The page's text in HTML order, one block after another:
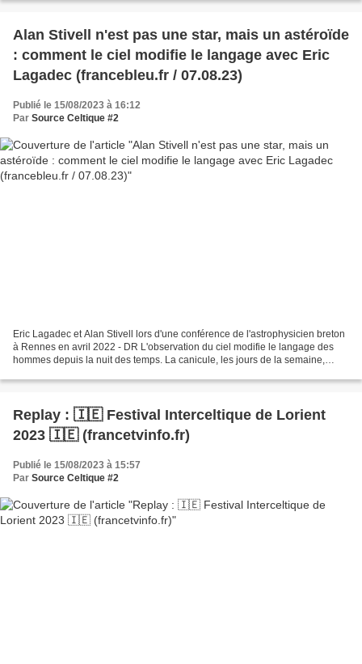
Alan Stivell n'est pas une star, mais un astéroïde
: comment le ciel modifie le langage avec Eric
Lagadec (francebleu.fr / 07.08.23)
Publié le 15/08/2023 à 16:12
Par Source Celtique #2
Eric Lagadec et Alan Stivell lors d'une conférence de l'astrophysicien breton
à Rennes en avril 2022 - DR L'observation du ciel modifie le langage des
hommes depuis la nuit des temps. La canicule, les jours de la semaine,
Replay : 🇮🇪 Festival Interceltique de Lorient
2023 🇮🇪 (francetvinfo.fr)
Publié le 15/08/2023 à 15:57
Par Source Celtique #2